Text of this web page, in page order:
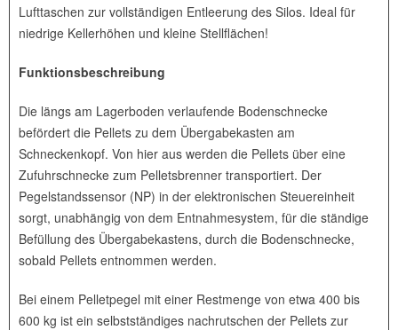
Lufttaschen zur vollständigen Entleerung des Silos. Ideal für
niedrige Kellerhöhen und kleine Stellflächen!
Funktionsbeschreibung
Die längs am Lagerboden verlaufende Bodenschnecke
befördert die Pellets zu dem Übergabekasten am
Schneckenkopf. Von hier aus werden die Pellets über eine
Zufuhrschnecke zum Pelletsbrenner transportiert. Der
Pegelstandssensor (NP) in der elektronischen Steuereinheit
sorgt, unabhängig von dem Entnahmesystem, für die ständige
Befüllung des Übergabekastens, durch die Bodenschnecke,
sobald Pellets entnommen werden.
Bei einem Pelletpegel mit einer Restmenge von etwa 400 bis
600 kg ist ein selbstständiges nachrutschen der Pellets zur